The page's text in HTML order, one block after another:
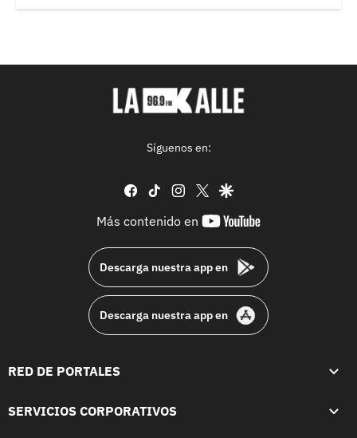
Síguenos en:
facebook
tiktok instagram
twittergoogle
Más contenido en
youtube-
Descarga nuestra app en
Descarga nuestra app en
RED DE PORTALES
SERVICIOS CORPORATIVOS